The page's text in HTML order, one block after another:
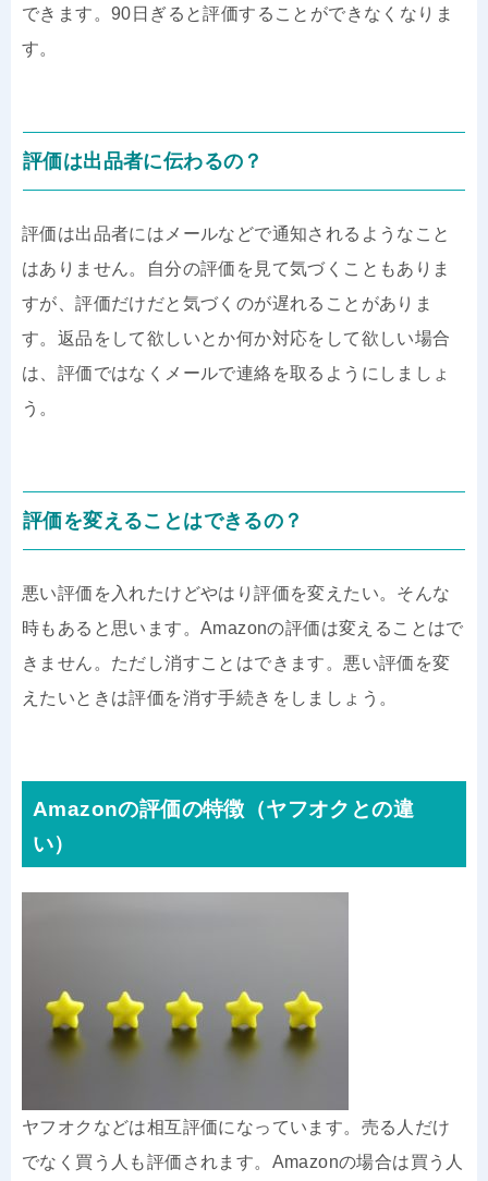
できます。90日ぎると評価することができなくなりま
す。
評価は出品者に伝わるの？
評価は出品者にはメールなどで通知されるようなこと
はありません。自分の評価を見て気づくこともありま
すが、評価だけだと気づくのが遅れることがありま
す。返品をして欲しいとか何か対応をして欲しい場合
は、評価ではなくメールで連絡を取るようにしましょ
う。
評価を変えることはできるの？
悪い評価を入れたけどやはり評価を変えたい。そんな
時もあると思います。Amazonの評価は変えることはで
きません。ただし消すことはできます。悪い評価を変
えたいときは評価を消す手続きをしましょう。
Amazonの評価の特徴（ヤフオクとの違
い）
ヤフオクなどは相互評価になっています。売る人だけ
でなく買う人も評価されます。Amazonの場合は買う人